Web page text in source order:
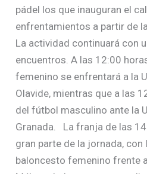
pádel los que inauguran el
enfrentamientos a partir de
La actividad continuará con
encuentros. A las 12:00
femenino se enfrentará a la
Olavide, mientras que a las
del fútbol masculino ante la
Granada. La franja de las
gran parte de la jornada,
baloncesto femenino frente